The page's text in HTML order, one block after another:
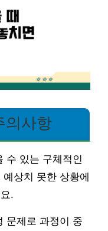
의사항
수 있는 구체적인
상치 못한 상황에
.
문제로 과정이 중